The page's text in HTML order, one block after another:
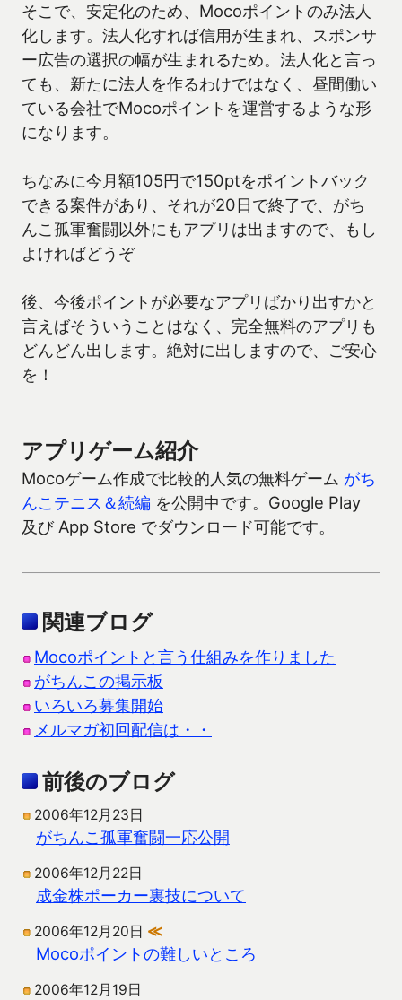
そこで、安定化のため、Mocoポイントのみ法人
化します。法人化すれば信用が生まれ、スポンサ
ー広告の選択の幅が生まれるため。法人化と言っ
ても、新たに法人を作るわけではなく、昼間働い
ている会社でMocoポイントを運営するような形
になります。
ちなみに今月額105円で150ptをポイントバック
できる案件があり、それが20日で終了で、がち
んこ孤軍奮闘以外にもアプリは出ますので、もし
よければどうぞ
後、今後ポイントが必要なアプリばかり出すかと
言えばそういうことはなく、完全無料のアプリも
どんどん出します。絶対に出しますので、ご安心
を！
アプリゲーム紹介
Mocoゲーム作成で比較的人気の無料ゲーム がち
んこテニス＆続編 を公開中です。Google Play
及び App Store でダウンロード可能です。
関連ブログ
Mocoポイントと言う仕組みを作りました
がちんこの掲示板
いろいろ募集開始
メルマガ初回配信は・・
前後のブログ
2006年12月23日
がちんこ孤軍奮闘一応公開
2006年12月22日
成金株ポーカー裏技について
2006年12月20日 ≪
Mocoポイントの難しいところ
2006年12月19日